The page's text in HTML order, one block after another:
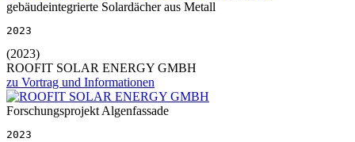
gebäudeintegrierte Solardächer aus Metall
2023
(2023)
ROOFIT SOLAR ENERGY GMBH
zu Vortrag und Informationen
Forschungsprojekt Algenfassade
2023